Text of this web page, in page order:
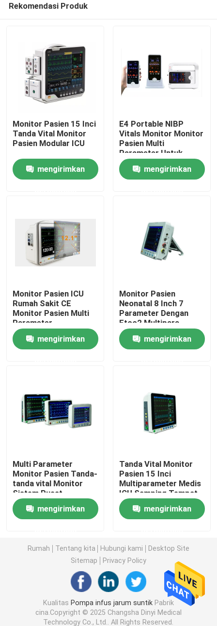
Rumah
Produk
Tur Pabrik
Kontrol kualitas
Permintaan Penawaran
Pompa infus jarum suntik
monitor janin ibu
Mesin Pemindai Ultrasound
Konsentrator Oksigen Respironika
CPAP APAP BIPAP
Infant Warmer & Incubator
AED & Defibrillator Portable
Rekomendasi Produk
Monitor Pasien 15 Inci
Tanda Vital Monitor
Pasien Modular ICU
mengirimkan
E4 Portable NIBP
Vitals Monitor Monitor
Pasien Multi
Parameter Untuk
Samping Tempat
Tidur Rumah Sakit
mengirimkan
Monitor Pasien ICU
Rumah Sakit CE
Monitor Pasien Multi
Parameter
mengirimkan
Monitor Pasien
Neonatal 8 Inch 7
Parameter Dengan
Etco2 Multipara
Monitor ICU Bedside
mengirimkan
Multi Parameter
Monitor Pasien Tanda-
tanda vital Monitor
Sistem Pusat
mengirimkan
Tanda Vital Monitor
Pasien 15 Inci
Multiparameter Medis
ICU Samping Tempat
Tidur Nibp SPO2 Ecg
mengirimkan
Rumah Tentang kita Hubungi kami
Desktop Site
Sitemap
Privacy Policy
Kualitas Pompa infus jarum suntikPabrik
cina.Copyright © 2025 Changsha Dinyi Medical
Technology Co., Ltd.. All Rights Reserved.